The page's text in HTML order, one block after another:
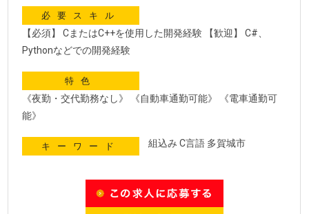
必要スキル
【必須】 CまたはC++を使用した開発経験 【歓迎】 C#、
Pythonなどでの開発経験
特色
《夜勤・交代勤務なし》 《自動車通勤可能》 《電車通勤可
能》
キーワード 組込み C言語 多賀城市